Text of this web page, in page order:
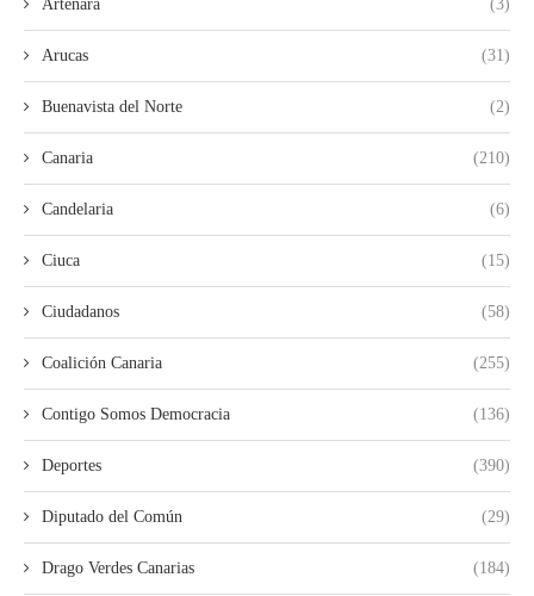
Artenara (3)
Arucas (31)
Buenavista del Norte (2)
Canaria (210)
Candelaria (6)
Ciuca (15)
Ciudadanos (58)
Coalición Canaria (255)
Contigo Somos Democracia (136)
Deportes (390)
Diputado del Común (29)
Drago Verdes Canarias (184)